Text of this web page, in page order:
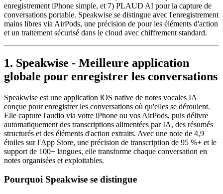
enregistrement iPhone simple, et 7) PLAUD AI pour la capture de
conversations portable. Speakwise se distingue avec l'enregistrement
mains libres via AirPods, une précision de pour les éléments d'action
et un traitement sécurisé dans le cloud avec chiffrement standard.
1. Speakwise - Meilleure application
globale pour enregistrer les conversations
Speakwise est une application iOS native de notes vocales IA
conçue pour enregistrer les conversations où qu'elles se déroulent.
Elle capture l'audio via votre iPhone ou vos AirPods, puis délivre
automatiquement des transcriptions alimentées par IA, des résumés
structurés et des éléments d'action extraits. Avec une note de 4,9
étoiles sur l'App Store, une précision de transcription de 95 %+ et le
support de 100+ langues, elle transforme chaque conversation en
notes organisées et exploitables.
Pourquoi Speakwise se distingue